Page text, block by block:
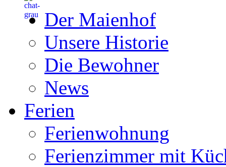
Der Maienhof
Unsere Historie
Die Bewohner
News
Ferien
Ferienwohnung
Ferienzimmer mit